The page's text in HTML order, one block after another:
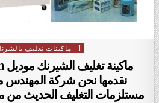
Posted in1 - ماكينات تغليف بالشرنك الحراري
نقدمها نحن شركة المهندس
مستلزمات التغليف الحديث من